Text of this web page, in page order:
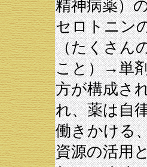
精神病薬）
セロトニン
（たくさん
こと）→単
方が構成さ
れ、薬は自
働きかける
資源の活用